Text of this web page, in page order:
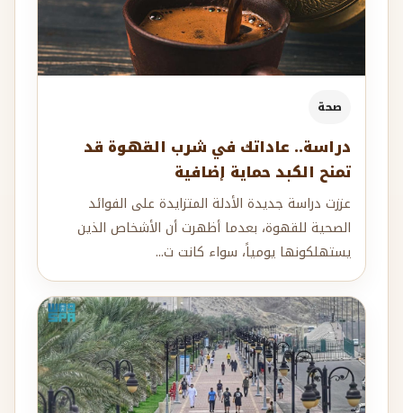
صحة
دراسة.. عاداتك في شرب القهوة قد
تمنح الكبد حماية إضافية
عززت دراسة جديدة الأدلة المتزايدة على الفوائد
الصحية للقهوة، بعدما أظهرت أن الأشخاص الذين
يستهلكونها يومياً، سواء كانت ت...